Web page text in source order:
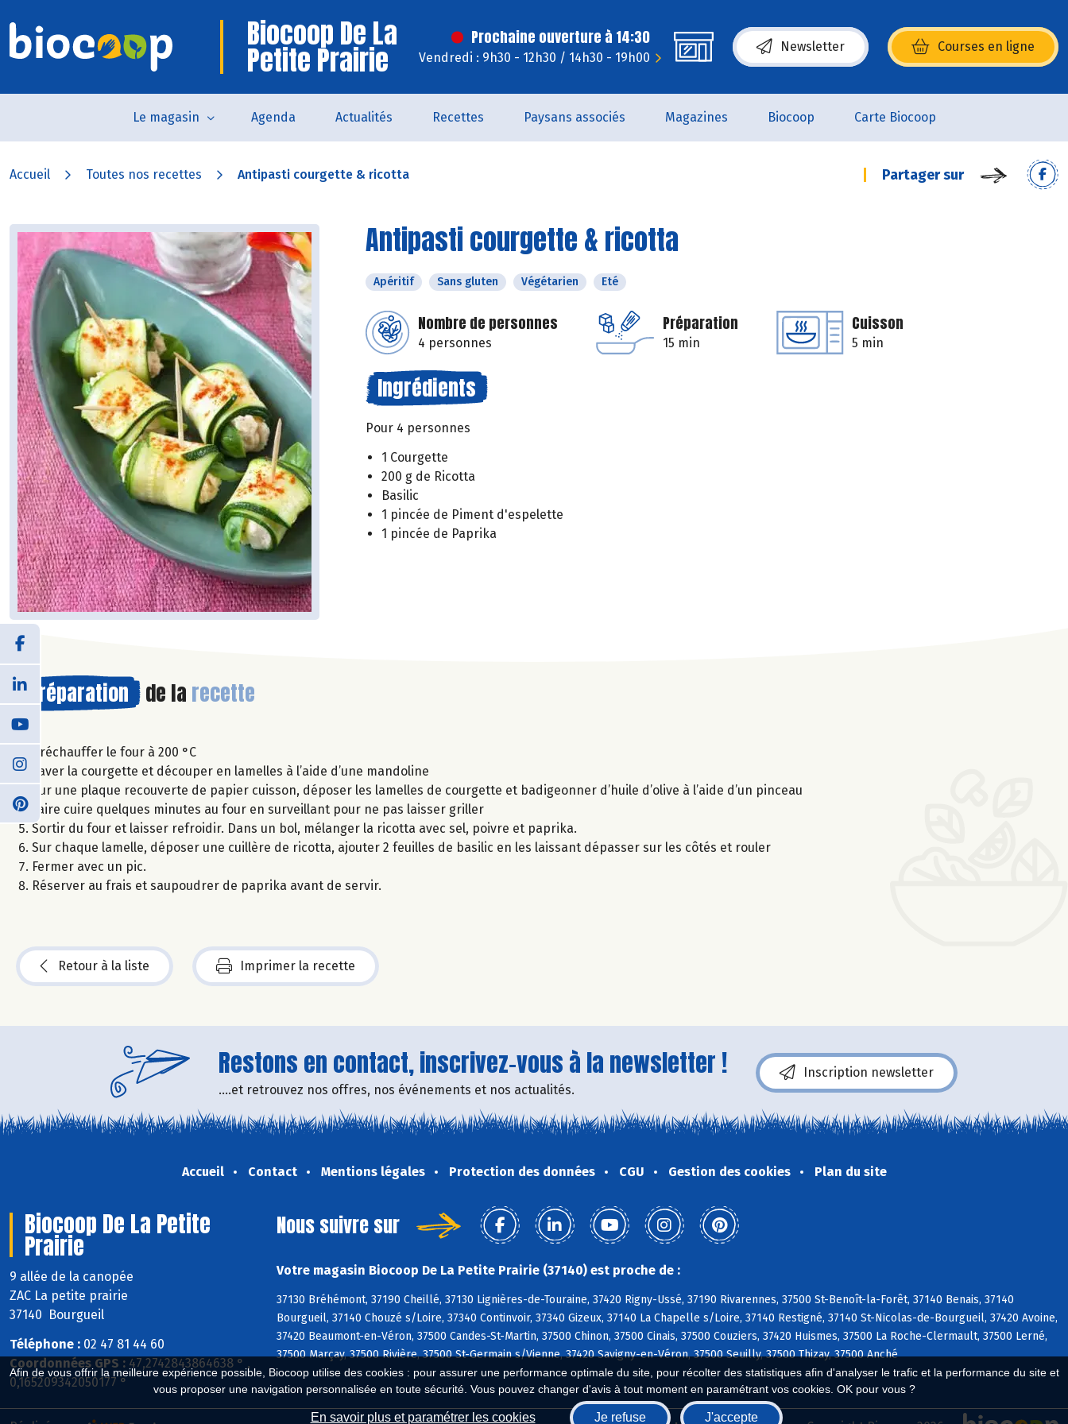
Afin de vous offrir la meilleure expérience possible, Biocoop utilise des cookies : pour assurer une performance optimale du site, pour récolter des statistiques afin d'analyser le trafic et la performance du site et
vous proposer une navigation personnalisée en toute sécurité. Vous pouvez changer d'avis à tout moment en paramétrant vos cookies. OK pour vous ?
En savoir plus et paramétrer les cookies Je refuse J'accepte
Biocoop De La
Petite Prairie
Prochaine ouverture à 14:30
Vendredi : 9h30 - 12h30 / 14h30 - 19h00
Newsletter Courses en ligne
(s’ouvre dans une nouvelle fenêtre)
Le magasin Agenda Actualités Recettes Paysans associés Magazines Biocoop Carte Biocoop
Accueil Toutes nos recettes Antipasti courgette & ricotta Partager sur
Antipasti courgette & ricotta
Apéritif Sans gluten Végétarien Eté
Nombre de personnes
4 personnes
Préparation
15 min
Cuisson
5 min
Ingrédients
Pour 4 personnes
1 Courgette
200 g de Ricotta
Basilic
1 pincée de Piment d'espelette
1 pincée de Paprika
Préparation de la recette
Préchauffer le four à 200 °C
Laver la courgette et découper en lamelles à l’aide d’une mandoline
Sur une plaque recouverte de papier cuisson, déposer les lamelles de courgette et badigeonner d’huile d’olive à l’aide d’un pinceau
Faire cuire quelques minutes au four en surveillant pour ne pas laisser griller
Sortir du four et laisser refroidir. Dans un bol, mélanger la ricotta avec sel, poivre et paprika.
Sur chaque lamelle, déposer une cuillère de ricotta, ajouter 2 feuilles de basilic en les laissant dépasser sur les côtés et rouler
Fermer avec un pic.
Réserver au frais et saupoudrer de paprika avant de servir.
Retour à la liste Imprimer la recette
Restons en contact, inscrivez-vous à la newsletter !
....et retrouvez nos offres, nos événements et nos actualités.
Inscription newsletter
Accueil Contact Mentions légales Protection des données CGU Gestion des cookies Plan du site
Biocoop De La Petite
Prairie
9 allée de la canopée
ZAC La petite prairie
37140 Bourgueil
Téléphone : 02 47 81 44 60
Coordonnées GPS : 47,2742843864638 ° ,
0,165209342050177 °
Nous suivre sur
Votre magasin Biocoop De La Petite Prairie (37140) est proche de :
37130 Bréhémont, 37190 Cheillé, 37130 Lignières-de-Touraine, 37420 Rigny-Ussé, 37190 Rivarennes, 37500 St-Benoît-la-Forêt, 37140 Benais, 37140
Bourgueil, 37140 Chouzé s/Loire, 37340 Continvoir, 37340 Gizeux, 37140 La Chapelle s/Loire, 37140 Restigné, 37140 St-Nicolas-de-Bourgueil, 37420 Avoine,
37420 Beaumont-en-Véron, 37500 Candes-St-Martin, 37500 Chinon, 37500 Cinais, 37500 Couziers, 37420 Huismes, 37500 La Roche-Clermault, 37500 Lerné,
37500 Marçay, 37500 Rivière, 37500 St-Germain s/Vienne, 37420 Savigny-en-Véron, 37500 Seuilly, 37500 Thizay, 37500 Anché